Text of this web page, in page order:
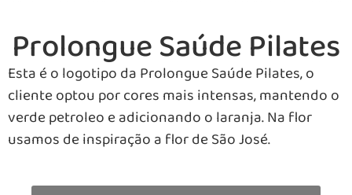
Prolongue Saúde Pilates
Esta é o logotipo da Prolongue Saúde Pilates, o
cliente optou por cores mais intensas, mantendo o
verde petroleo e adicionando o laranja. Na flor
usamos de inspiração a flor de São José.